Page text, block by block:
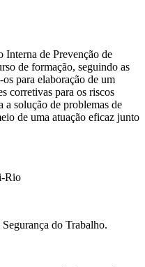
Interna de Prevenção de
de formação, seguindo as
para elaboração de um
corretivas para os riscos
a solução de problemas de
de uma atuação eficaz junto
Rio
do Trabalho.